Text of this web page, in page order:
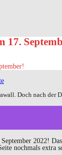
17.
Doch nach der